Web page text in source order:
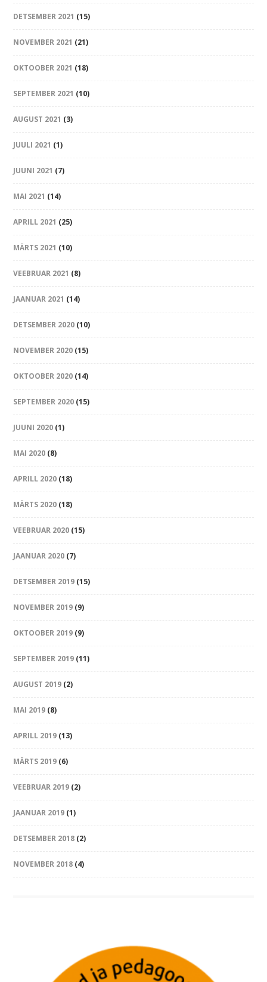
DETSEMBER 2021 (15)
NOVEMBER 2021 (21)
OKTOOBER 2021 (18)
SEPTEMBER 2021 (10)
AUGUST 2021 (3)
JUULI 2021 (1)
JUUNI 2021 (7)
MAI 2021 (14)
APRILL 2021 (25)
MÄRTS 2021 (10)
VEEBRUAR 2021 (8)
JAANUAR 2021 (14)
DETSEMBER 2020 (10)
NOVEMBER 2020 (15)
OKTOOBER 2020 (14)
SEPTEMBER 2020 (15)
JUUNI 2020 (1)
MAI 2020 (8)
APRILL 2020 (18)
MÄRTS 2020 (18)
VEEBRUAR 2020 (15)
JAANUAR 2020 (7)
DETSEMBER 2019 (15)
NOVEMBER 2019 (9)
OKTOOBER 2019 (9)
SEPTEMBER 2019 (11)
AUGUST 2019 (2)
MAI 2019 (8)
APRILL 2019 (13)
MÄRTS 2019 (6)
VEEBRUAR 2019 (2)
JAANUAR 2019 (1)
DETSEMBER 2018 (2)
NOVEMBER 2018 (4)